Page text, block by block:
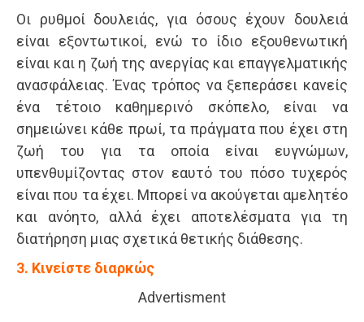
Οι ρυθμοί δουλειάς, για όσους έχουν δουλειά
είναι εξοντωτικοί, ενώ το ίδιο εξουθενωτική
είναι και η ζωή της ανεργίας και επαγγελματικής
ανασφάλειας. Ένας τρόπος να ξεπεράσει κανείς
ένα τέτοιο καθημερινό σκόπελο, είναι να
σημειώνει κάθε πρωί, τα πράγματα που έχει στη
ζωή του για τα οποία είναι ευγνώμων,
υπενθυμίζοντας στον εαυτό του πόσο τυχερός
είναι που τα έχει. Μπορεί να ακούγεται αμελητέο
και ανόητο, αλλά έχει αποτελέσματα για τη
διατήρηση μιας σχετικά θετικής διάθεσης.
3. Κινείστε διαρκώς
Advertisment